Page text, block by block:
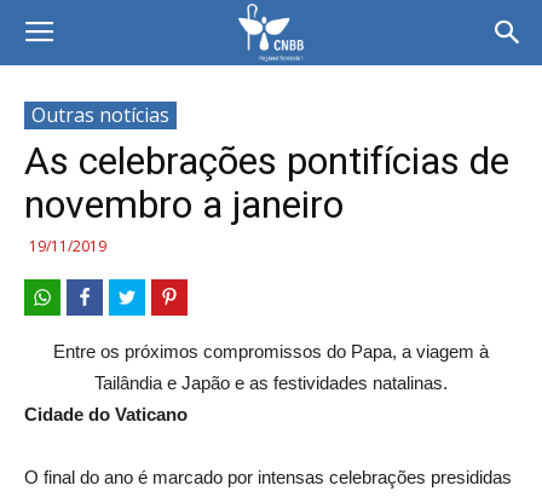
Outras notícias
As celebrações pontifícias de
novembro a janeiro
19/11/2019
Entre os próximos compromissos do Papa, a viagem à
Tailândia e Japão e as festividades natalinas.
Cidade do Vaticano
O final do ano é marcado por intensas celebrações presididas